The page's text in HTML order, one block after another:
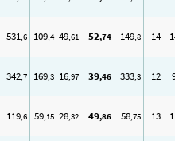
531,6 109,4 49,61 52,74 149,8 14 14
342,7 169,3 16,97 39,46 333,3 12 9
119,6 59,15 28,32 49,86 58,75 13 11